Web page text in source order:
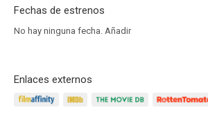
Fechas de estrenos
No hay ninguna fecha. Añadir
Enlaces externos